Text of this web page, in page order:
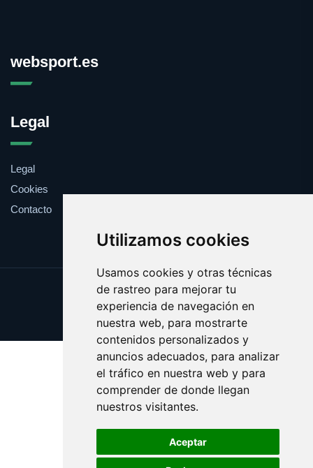
Utilizamos cookies
Usamos cookies y otras técnicas
de rastreo para mejorar tu
experiencia de navegación en
nuestra web, para mostrarte
contenidos personalizados y
anuncios adecuados, para analizar
el tráfico en nuestra web y para
comprender de donde llegan
nuestros visitantes.
Aceptar
websport.es
Legal
Legal
Cookies
Contacto
Update cookies preferences
Copyright © 2025 websport.es